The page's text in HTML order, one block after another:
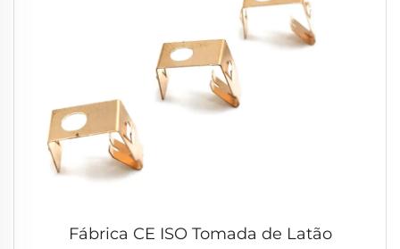
Fábrica CE ISO Tomada de Latão